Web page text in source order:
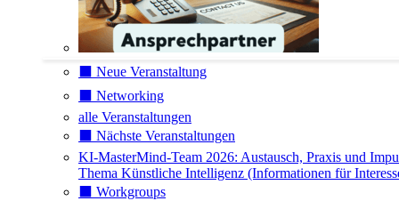
⬛️ Neue Veranstaltung
⬛️ Networking
alle Veranstaltungen
⬛️ Nächste Veranstaltungen
KI-MasterMind-Team 2026: Austausch, Praxis und
Thema Künstliche Intelligenz (Informationen für
⬛️ Workgroups